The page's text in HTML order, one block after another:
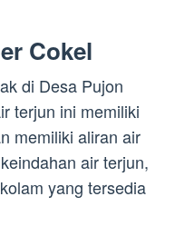
Cokel
di Desa Pujon
terjun ini memiliki
memiliki aliran air
air terjun,
yang tersedia